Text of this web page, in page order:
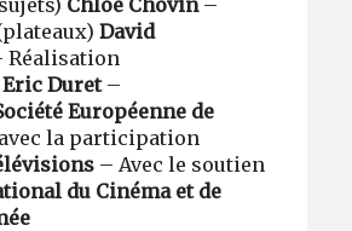
David
Réalisation
Eric Duret –
Européenne de
la participation
– Avec le soutien
du Cinéma et de